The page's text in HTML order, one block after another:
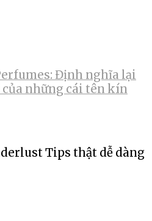
Định nghĩa lại
của những cái tên kín
Tips thật dễ dàng